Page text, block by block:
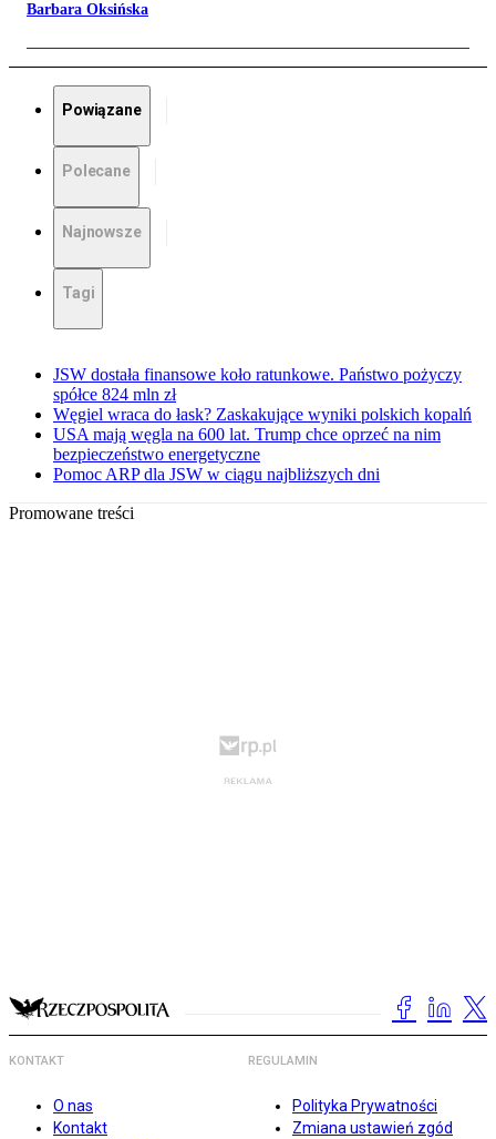
Barbara Oksińska
Powiązane
Polecane
Najnowsze
Tagi
JSW dostała finansowe koło ratunkowe. Państwo pożyczy
spółce 824 mln zł
Węgiel wraca do łask? Zaskakujące wyniki polskich kopalń
USA mają węgla na 600 lat. Trump chce oprzeć na nim
bezpieczeństwo energetyczne
Pomoc ARP dla JSW w ciągu najbliższych dni
Promowane treści
KONTAKT
O nas
Kontakt
REGULAMIN
Polityka Prywatności
Zmiana ustawień zgód